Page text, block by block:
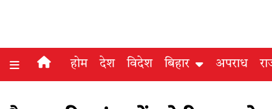
होम देश विदेश बिहार अपराध